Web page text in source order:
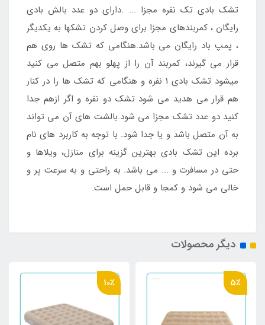
تشک بادی تک نفره مجزا ... .دارای دو عدد بالش بادی
رایگان ، کمربندهای مجزا برای وصل کردن تشکها به یکدیگر
، پمپ باد رایگان می باشد.هنگامی که تشک ها روی هم
قرار می گیرند، کمربند آن را از پهلو بهم متصل می کنید
میشود تشک بادی 1 نفره و هنگامی که تشک ها را در کنار
هم قرار می هدید می شود تشک دو نفره و اگر ازهم جدا
کنید دو عدد تشک مجزا می شود.بالشت های آن می تواند
به آن متصل باشد و یا جدا شود. با توجه به کاربرد های نام
برده این تشک بادی بهترین گزینه برای منازل، ویلاها و
حتی در مسافرت و ... می باشد. به راحتی و به سرعت پر و
خالی می شود و کمجا و قابل حمل است.
دیگر محصولات
5٪ 10٪